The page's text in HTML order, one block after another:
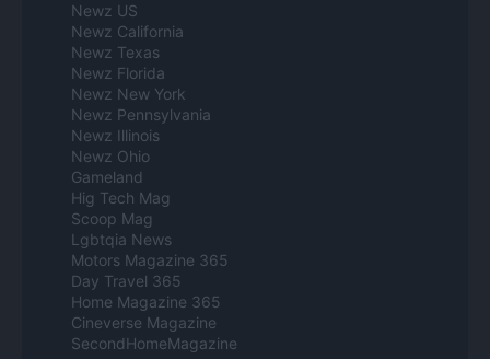
Newz US
Newz California
Newz Texas
Newz Florida
Newz New York
Newz Pennsylvania
Newz Illinois
Newz Ohio
Gameland
Hig Tech Mag
Scoop Mag
Lgbtqia News
Motors Magazine 365
Day Travel 365
Home Magazine 365
Cineverse Magazine
SecondHomeMagazine